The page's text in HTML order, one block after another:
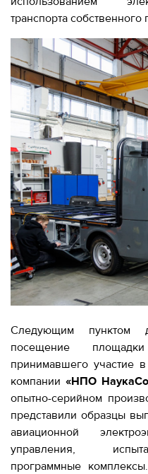
транспорта собственного
Следующим пунктом
посещение
принимавшего участие
компании «НПО
опытно-серийном
представили образцы
авиационной
управления,
программные